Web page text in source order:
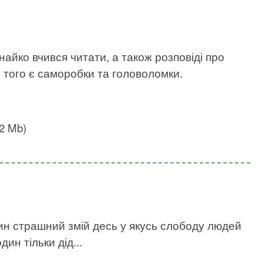
вчився читати, а також розповіді про
того є саморобки та головоломки.
Mb)
страшний змій десь у якусь слободу людей
тільки дід...